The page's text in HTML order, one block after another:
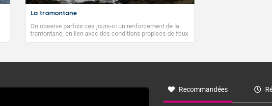
La tramontane
On observe parfois ces jours-ci un renforcement de la
tramontane, en lien avec des conditions propices de feux
de forêt. Mais qu'est-ce que la tramontane ? Quelles sont
à nord-ouest, dans un secteur qui part du Roussillon à la
monts, en allusion aux régions montagneuses d’où
Recommandées